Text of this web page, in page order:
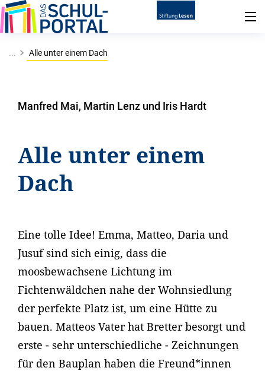
... Alle unter einem Dach
Manfred Mai, Martin Lenz und Iris Hardt
Alle unter einem
Dach
Eine tolle Idee! Emma, Matteo, Daria und
Jusuf sind sich einig, dass die
moosbewachsene Lichtung im
Fichtenwäldchen nahe der Wohnsiedlung
der perfekte Platz ist, um eine Hütte zu
bauen. Matteos Vater hat Bretter besorgt und
erste - sehr unterschiedliche - Zeichnungen
für den Bauplan haben die Freund*innen